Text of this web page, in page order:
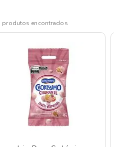
produtos
10º chocolate